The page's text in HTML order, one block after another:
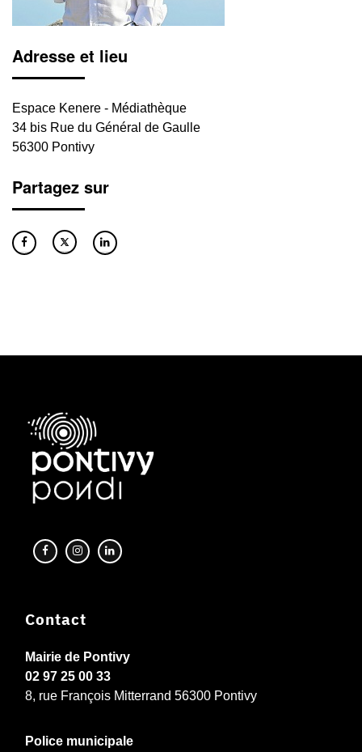
Adresse et lieu
Espace Kenere - Médiathèque
34 bis Rue du Général de Gaulle
56300 Pontivy
Partagez sur
Contact
Mairie de Pontivy
02 97 25 00 33
8, rue François Mitterrand 56300 Pontivy
Police municipale